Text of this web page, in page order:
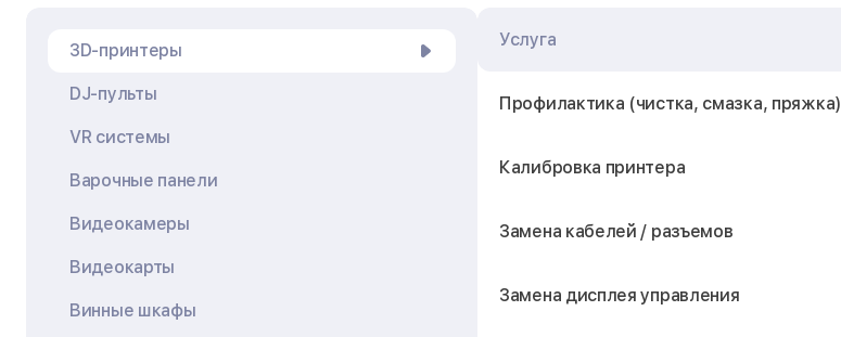
3D-принтеры
DJ-пульты
VR системы
Варочные панели
Видеокамеры
Видеокарты
Винные шкафы
Услуга
Профилактика (чистка, смазка, пряжка)
Калибровка принтера
Замена кабелей / разъемов
Замена дисплея управления